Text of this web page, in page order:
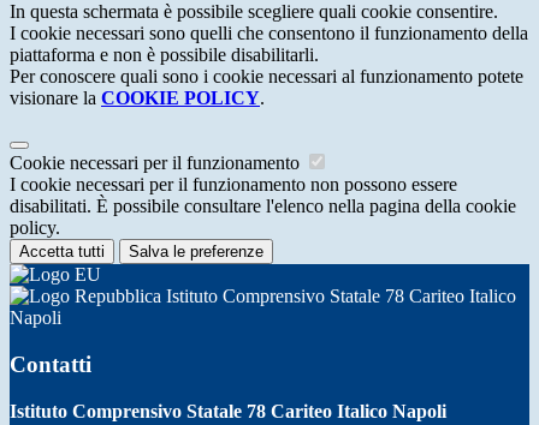
In questa schermata è possibile scegliere quali cookie consentire.
I cookie necessari sono quelli che consentono il funzionamento della
piattaforma e non è possibile disabilitarli.
Per conoscere quali sono i cookie necessari al funzionamento potete
visionare la COOKIE POLICY.
Cookie necessari per il funzionamento
I cookie necessari per il funzionamento non possono essere
disabilitati. È possibile consultare l'elenco nella pagina della cookie
policy.
Accetta tutti Salva le preferenze
Istituto Comprensivo Statale 78 Cariteo Italico
Napoli
Contatti
Istituto Comprensivo Statale 78 Cariteo Italico Napoli